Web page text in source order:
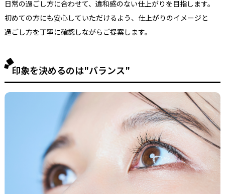
日常の過ごし方に合わせて、 違和感のない仕上がりを目指します。
初めての方にも安心していただけるよう、 仕上がりのイメージと
過ごし方を丁寧に確認しながら ご提案します。
印象を決めるのは"バランス"